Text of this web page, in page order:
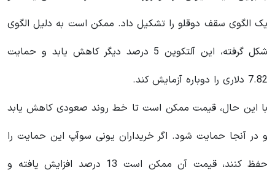
یک الگوی سقف دوقلو را تشکیل داد. ممکن است به دلیل الگوی
شکل گرفته، این آلتکوین 5 درصد دیگر کاهش یابد و حمایت
7.82 دلاری را دوباره آزمایش کند.
با این حال، قیمت ممکن است تا خط روند صعودی کاهش یابد
و در آنجا حمایت شود. اگر خریداران یونی سوآپ این حمایت را
حفظ کنند، قیمت آن ممکن است 13 درصد افزایش یافته و